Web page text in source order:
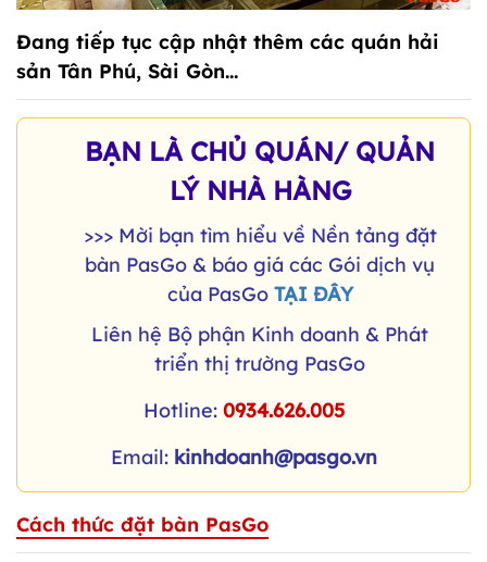
Đang tiếp tục cập nhật thêm các quán hải
sản Tân Phú, Sài Gòn...
BẠN LÀ CHỦ QUÁN/ QUẢN
LÝ NHÀ HÀNG
>>> Mời bạn tìm hiểu về Nền tảng đặt
bàn PasGo & báo giá các Gói dịch vụ
của PasGo TẠI ĐÂY
Liên hệ Bộ phận Kinh doanh & Phát
triển thị trường PasGo
Hotline: 0934.626.005
Email: kinhdoanh@pasgo.vn
Cách thức đặt bàn PasGo